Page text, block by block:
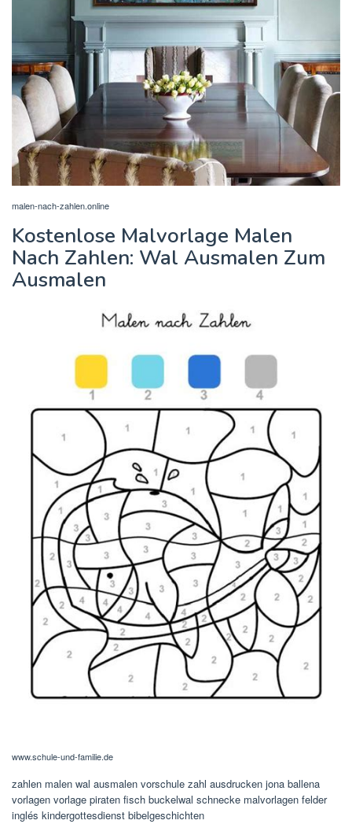
malen-nach-zahlen.online
Kostenlose Malvorlage Malen
Nach Zahlen: Wal Ausmalen Zum
Ausmalen
www.schule-und-familie.de
zahlen malen wal ausmalen vorschule zahl ausdrucken jona ballena
vorlagen vorlage piraten fisch buckelwal schnecke malvorlagen felder
inglés kindergottesdienst bibelgeschichten